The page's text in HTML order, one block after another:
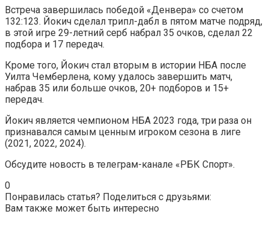
Встреча завершилась победой «Денвера» со счетом
132:123. Йокич сделал трипл-дабл в пятом матче подряд,
в этой игре 29-летний серб набрал 35 очков, сделал 22
подбора и 17 передач.
Кроме того, Йокич стал вторым в истории НБА после
Уилта Чемберлена, кому удалось завершить матч,
набрав 35 или больше очков, 20+ подборов и 15+
передач.
Йокич является чемпионом НБА 2023 года, три раза он
признавался самым ценным игроком сезона в лиге
(2021, 2022, 2024).
Обсудите новость в телеграм-канале «РБК Спорт».
0
Понравилась статья? Поделиться с друзьями:
Вам также может быть интересно